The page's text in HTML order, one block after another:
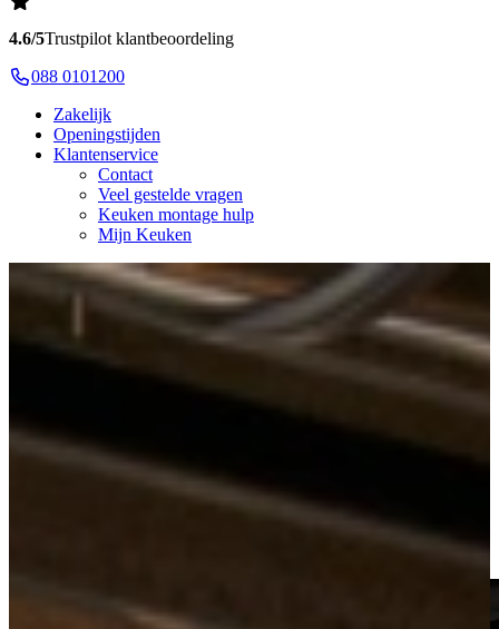
4.6/5Trustpilot klantbeoordeling
088 0101200
Zakelijk
Openingstijden
Klantenservice
Contact
Veel gestelde vragen
Keuken montage hulp
Mijn Keuken
Actiekeukens
Actie Keuken Sophia 138